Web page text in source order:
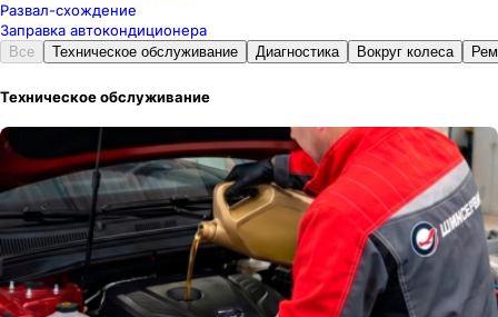
Развал-схождение
Заправка автокондиционера
Все Техническое обслуживание Диагностика Вокруг колеса
Техническое обслуживание